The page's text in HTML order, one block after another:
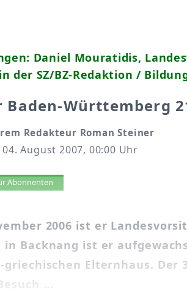
Daniel Mouratidis,
der SZ/BZ-Redaktion /
Baden-Württemberg
Redakteur Roman Steiner
August 2007, 00:00 Uhr
vorlesen
Abonnenten
2006 ist er
in Backnang ist er
griechischen Elternhaus. Der
...